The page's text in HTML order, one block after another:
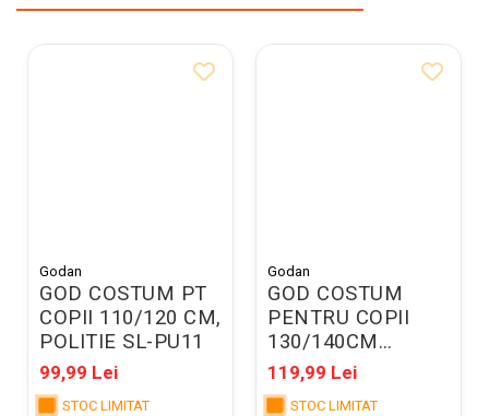
Godan
GOD COSTUM PT
COPII 110/120 CM,
POLITIE SL-PU11
99,99 Lei
STOC LIMITAT
Godan
GOD COSTUM
PENTRU COPII
130/140CM
PRINCESS
DELUXE SL-LL13
119,99 Lei
STOC LIMITAT